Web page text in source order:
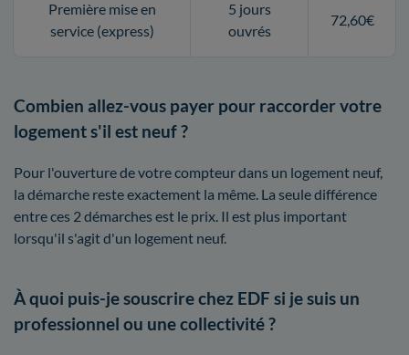
Première mise en
service (express)
5 jours
ouvrés
72,60€
Combien allez-vous payer pour raccorder votre
logement s'il est neuf ?
Pour l'ouverture de votre compteur dans un logement neuf,
la démarche reste exactement la même. La seule différence
entre ces 2 démarches est le prix. Il est plus important
lorsqu'il s'agit d'un logement neuf.
À quoi puis-je souscrire chez EDF si je suis un
professionnel ou une collectivité ?